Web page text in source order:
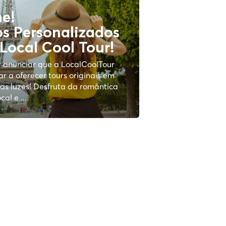
Personalizados
Cool Tour!
anunciar que a LocalCoolTour
a oferecer tours originais em
luzes! Desfruta da romântica
e ...